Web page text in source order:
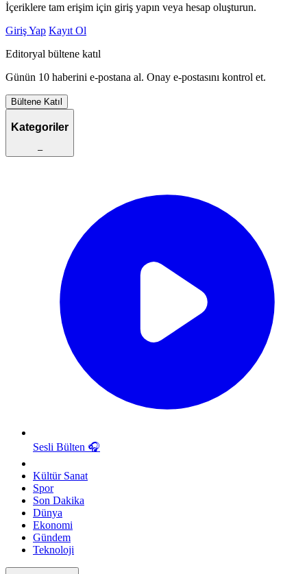
İçeriklere tam erişim için giriş yapın veya hesap oluşturun.
Giriş Yap Kayıt Ol
Editoryal bültene katıl
Günün 10 haberini e-postana al. Onay e-postasını kontrol et.
Bültene Katıl
Kategoriler
–
Sesli Bülten 🎧
Kültür Sanat
Spor
Son Dakika
Dünya
Ekonomi
Gündem
Teknoloji